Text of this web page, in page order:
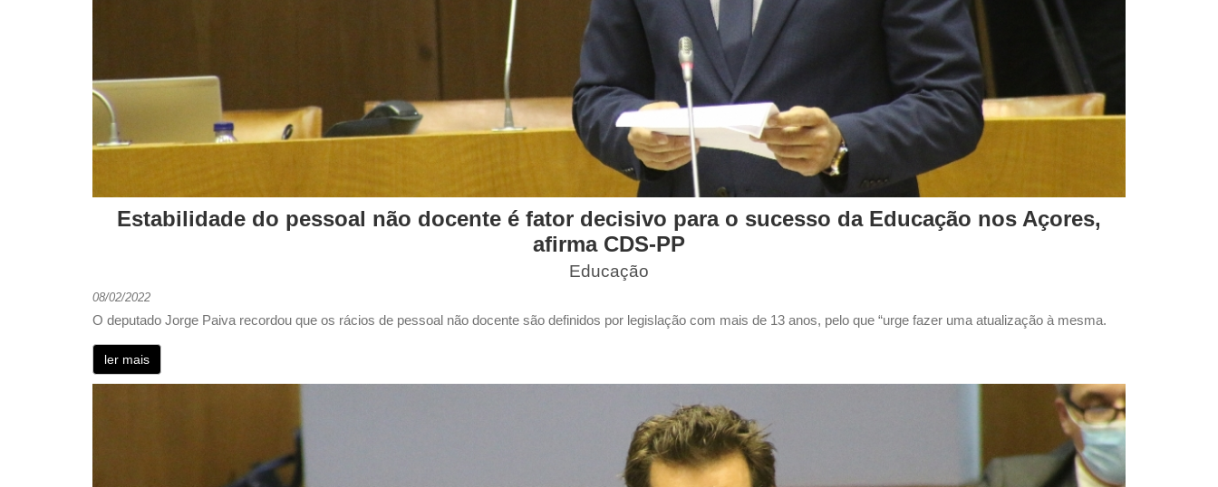
Estabilidade do pessoal não docente é fator decisivo para o sucesso da Educação nos Açores,
afirma CDS-PP
Educação
08/02/2022
O deputado Jorge Paiva recordou que os rácios de pessoal não docente são definidos por legislação com mais de 13 anos, pelo que “urge fazer uma atualização à mesma.
ler mais